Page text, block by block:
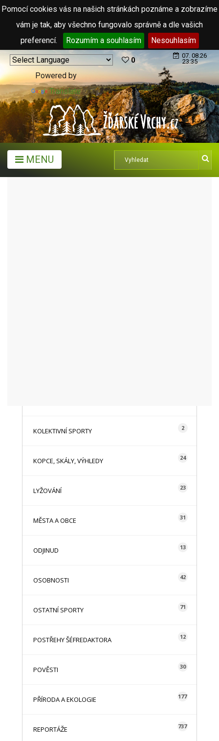
Pomocí cookies vás na našich stránkách poznáme a zobrazíme
vám je tak, aby všechno fungovalo správně a dle vašich
preferencí.
Rozumím a souhlasím Nesouhlasím
Powered by
Translate
0
07. 08.26
23:35
MENU
KOLEKTIVNÍ SPORTY 2
KOPCE, SKÁLY, VÝHLEDY 24
LYŽOVÁNÍ 23
MĚSTA A OBCE 31
ODJINUD 13
OSOBNOSTI 42
OSTATNÍ SPORTY 71
POSTŘEHY ŠÉFREDAKTORA 12
POVĚSTI 30
PŘÍRODA A EKOLOGIE 177
REPORTÁŽE 737